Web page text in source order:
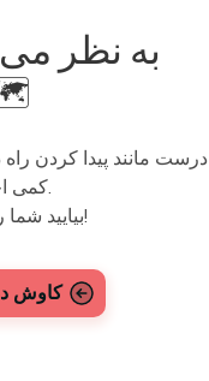
به نظر
درست مانند پیدا کردن
کمی احساس گم‌گشتگی کنید.
بیایید شما را به مسیر درست برگردانیم!
کاوش